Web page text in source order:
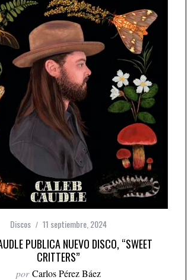
Discos 11 septiembre, 2024
PUBLICA NUEVO DISCO, “SWEET
CRITTERS”
por Carlos Pérez Báez